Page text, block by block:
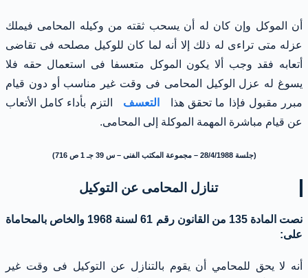
أن الموكل وإن كان له أن يسحب ثقته من وكيله المحامى فيملك
عزله متى تراءى له ذلك إلا أنه لما كان للوكيل مصلحه فى تقاضى
أتعابه فقد وجب ألا يكون الموكل متعسفا فى استعمال حقه فلا
يسوغ له عزل الوكيل المحامى فى وقت غير مناسب أو دون قيام
مبرر مقبول فإذا ما تحقق هذا
التعسف
التزم بأداء كامل الأتعاب
عن قيام مباشرة المهمة الموكلة إلى المحامى.
(جلسة 28/4/1988 – مجموعة المكتب الفنى – س 39 جـ 1 ص 716)
تنازل المحامى عن التوكيل
نصت المادة 135 من القانون رقم 61 لسنة 1968 والخاص بالمحاماة
على:
أنه لا يحق للمحامي أن يقوم بالتنازل عن التوكيل فى وقت غير